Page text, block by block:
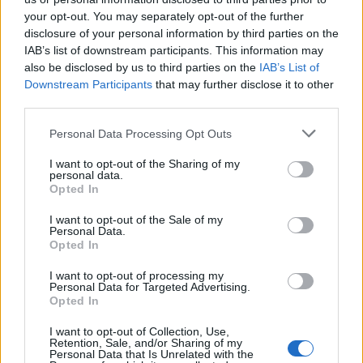
your opt-out. You may separately opt-out of the further
disclosure of your personal information by third parties on the
IAB’s list of downstream participants. This information may
also be disclosed by us to third parties on the IAB’s List of
Downstream Participants that may further disclose it to other
Personal Data Processing Opt Outs
I want to opt-out of the Sharing of my
personal data.
Opted In
I want to opt-out of the Sale of my
Personal Data.
Opted In
I want to opt-out of processing my
Personal Data for Targeted Advertising.
Opted In
I want to opt-out of Collection, Use,
Retention, Sale, and/or Sharing of my
Personal Data that Is Unrelated with the
17:51
Πεζοπορία από τη Μίλατο έως την παραλία των Ανωγείων
17:45
Σκέψεις για απευθείας αεροπορική σύνδεση του
του, Τζο Μπάιντεν, έχει κάνει μεταστάσεις στα οστά
Καύσωνας και ξηρασία "χτυπούν" την αγροτική παραγωγή
και στην Κρήτη